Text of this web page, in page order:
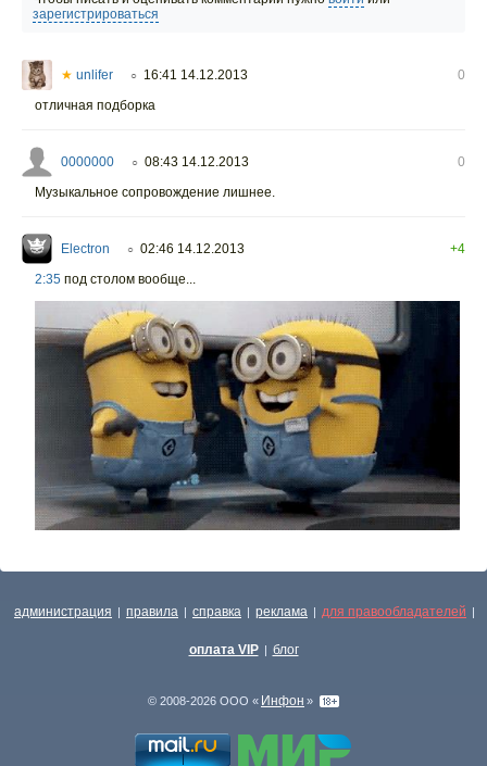
зарегистрироваться
★ unlifer ○ 16:41 14.12.2013
0
отличная подборка
0000000 ○ 08:43 14.12.2013
0
Музыкальное сопровождение лишнее.
Electron ○ 02:46 14.12.2013
+4
2:35 под столом вообще...
администрация | правила | справка | реклама | для правообладателей |
оплата VIP | блог
© 2008-2026 ООО « Инфон »